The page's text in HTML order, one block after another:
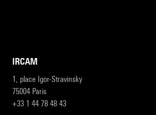
IRCAM
1, place Igor-Stravinsky
75004 Paris
+33 1 44 78 48 43